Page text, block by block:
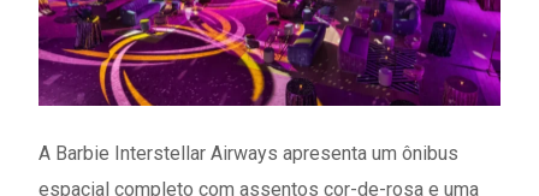
A Barbie Interstellar Airways apresenta um ônibus
espacial completo com assentos cor-de-rosa e uma